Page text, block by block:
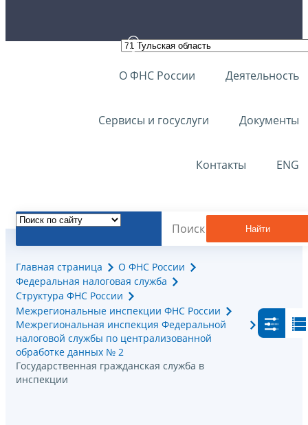
О ФНС России Деятельность
Сервисы и госуслуги Документы
Контакты ENG
Найти
Главная страница
О ФНС России
Федеральная налоговая служба
Структура ФНС России
Межрегиональные инспекции ФНС России
Межрегиональная инспекция Федеральной
налоговой службы по централизованной
обработке данных № 2
Государственная гражданская служба в
инспекции